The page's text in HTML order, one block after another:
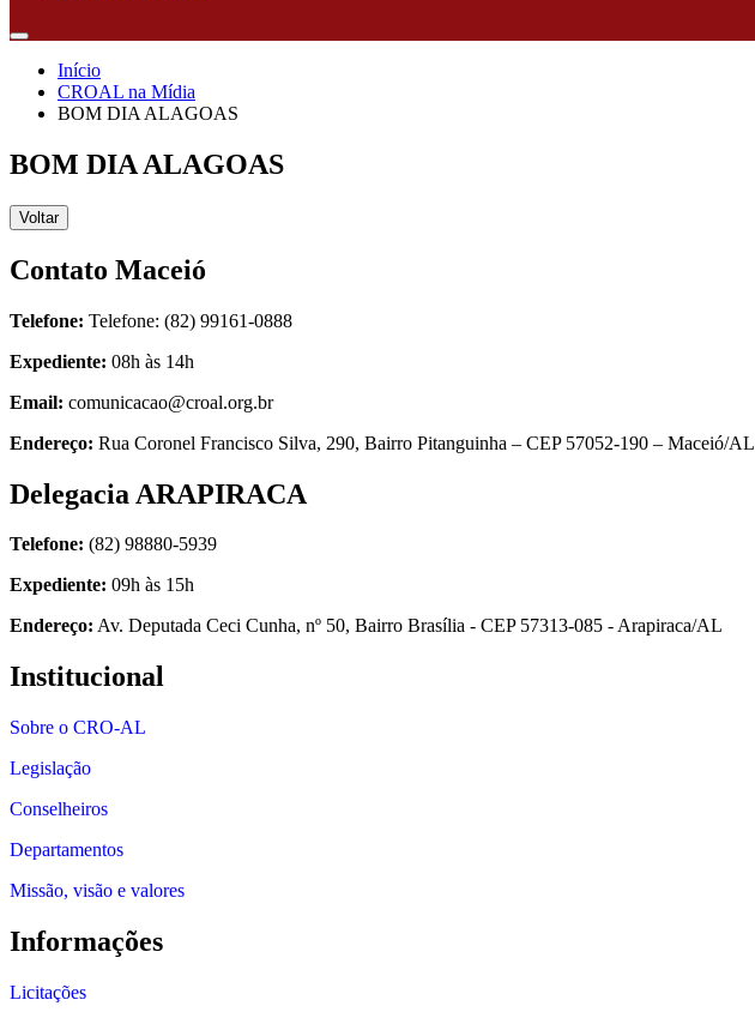
Início
CROAL na Mídia
BOM DIA ALAGOAS
BOM DIA ALAGOAS
Voltar
Contato Maceió
Telefone: Telefone: (82) 99161-0888
Expediente: 08h às 14h
Email: comunicacao@croal.org.br
Endereço: Rua Coronel Francisco Silva, 290, Bairro Pitanguinha – CEP 57052-190 – Maceió/AL
Delegacia ARAPIRACA
Telefone: (82) 98880-5939
Expediente: 09h às 15h
Endereço: Av. Deputada Ceci Cunha, nº 50, Bairro Brasília - CEP 57313-085 - Arapiraca/AL
Institucional
Sobre o CRO-AL
Legislação
Conselheiros
Departamentos
Missão, visão e valores
Informações
Licitações